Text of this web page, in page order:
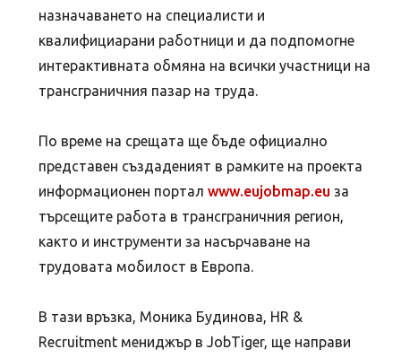
назначаването на специалисти и
квалифициарани работници и да подпомогне
интерактивната обмяна на всички участници на
трансграничния пазар на труда.
По време на срещата ще бъде официално
представен създаденият в рамките на проекта
информационен портал www.eujobmap.eu за
търсещите работа в трансграничния регион,
както и инструменти за насърчаване на
трудовата мобилост в Европа.
В тази връзка, Моника Будинова, HR &
Recruitment мениджър в JobTiger, ще направи